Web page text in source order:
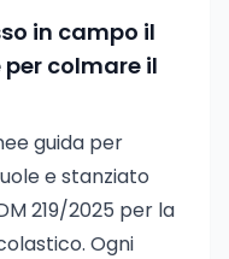
in campo il
colmare il
guida per
e stanziato
219/2025 per la
Ogni